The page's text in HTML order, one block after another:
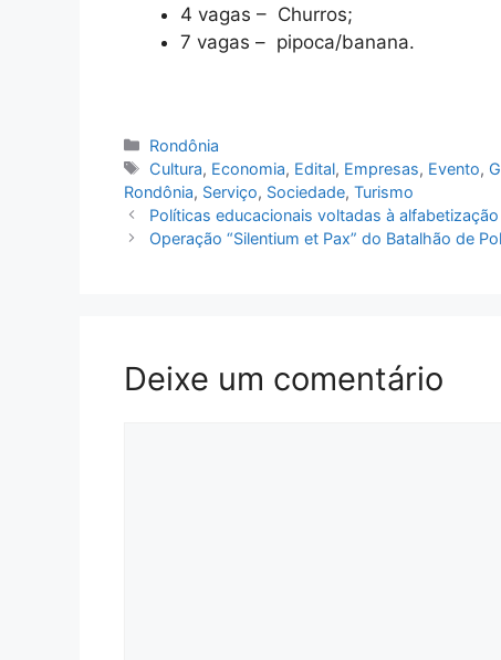
4 vagas – Churros;
7 vagas – pipoca/banana.
Categorias
Rondônia
Tags
Cultura, Economia, Edital, Empresas, Evento,
Rondônia, Serviço, Sociedade, Turismo
Políticas educacionais voltadas à
Operação “Silentium et Pax” do Batalhão de
Deixe um comentário